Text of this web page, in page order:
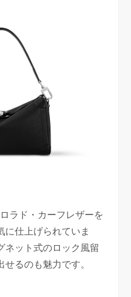
ラド・カーフレザーを
に仕上げられていま
ネット式のロック風留
るのも魅力です。